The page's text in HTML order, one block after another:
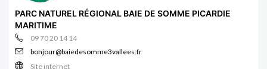
PARC NATUREL RÉGIONAL BAIE DE SOMME PICARDIE
MARITIME
09 70 20 14 14
bonjour@baiedesomme3vallees.fr
Site internet